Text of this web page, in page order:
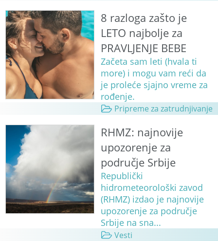
8 razloga zašto je
LETO najbolje za
PRAVLJENJE BEBE
Začeta sam leti (hvala ti
more) i mogu vam reći da
je proleće sjajno vreme za
rođenje.
Pripreme za zatrudnjivanje
RHMZ: najnovije
upozorenje za
područje Srbije
Republički
hidrometeorološki zavod
(RHMZ) izdao je najnovije
upozorenje za područje
Srbije na sna...
Vesti